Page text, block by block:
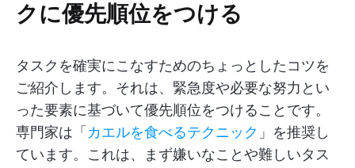
クに優先順位をつける
タスクを確実にこなすためのちょっとしたコツを
ご紹介します。それは、緊急度や必要な努力とい
った要素に基づいて優先順位をつけることです。
専門家は「カエルを食べるテクニック 」を推奨し
ています。これは、まず嫌いなことや難しいタス